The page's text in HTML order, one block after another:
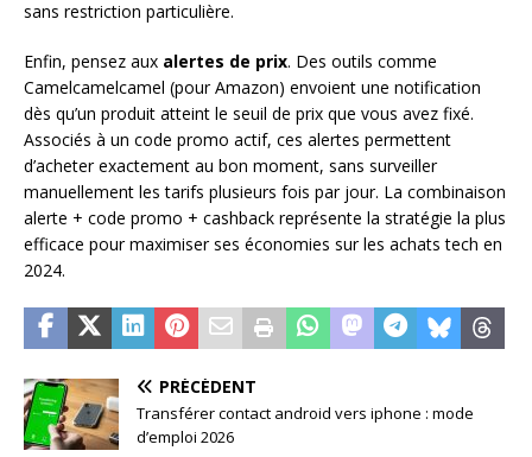
sans restriction particulière.
Enfin, pensez aux alertes de prix. Des outils comme
Camelcamelcamel (pour Amazon) envoient une notification
dès qu’un produit atteint le seuil de prix que vous avez fixé.
Associés à un code promo actif, ces alertes permettent
d’acheter exactement au bon moment, sans surveiller
manuellement les tarifs plusieurs fois par jour. La combinaison
alerte + code promo + cashback représente la stratégie la plus
efficace pour maximiser ses économies sur les achats tech en
2024.
PRÉCÉDENT
Transférer contact android vers iphone : mode
d’emploi 2026